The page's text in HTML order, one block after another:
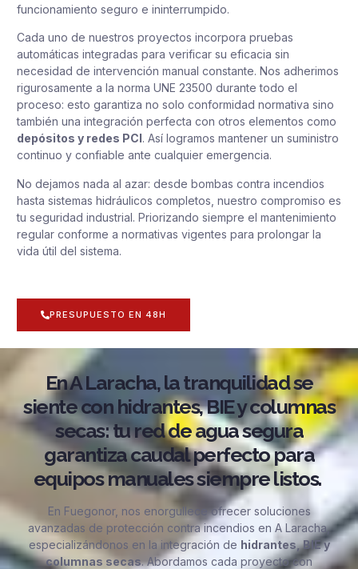
funcionamiento seguro e ininterrumpido.
Cada uno de nuestros proyectos incorpora pruebas
automáticas integradas para verificar su eficacia sin
necesidad de intervención manual constante. Nos adherimos
rigurosamente a la norma UNE 23500 durante todo el
proceso: esto garantiza no solo conformidad normativa sino
también una integración perfecta con otros elementos como
depósitos y redes PCI. Así logramos mantener un suministro
continuo y confiable ante cualquier emergencia.
No dejamos nada al azar: desde bombas contra incendios
hasta sistemas hidráulicos completos, nuestro compromiso es
tu seguridad industrial. Priorizando siempre el mantenimiento
regular conforme a normativas vigentes para prolongar la
vida útil del sistema.
PRESUPUESTO EN 48H
En A Laracha, la tranquilidad se
siente con hidrantes, BIE y columnas
secas: tu red de agua segura
garantiza caudal perfecto para
equipos manuales siempre listos.
En Fuegonor, nos enorgullece ofrecer soluciones
avanzadas de protección contra incendios en A Laracha,
especializándonos en la integración de hidrantes, BIE y
columnas secas. Abordamos cada proyecto con